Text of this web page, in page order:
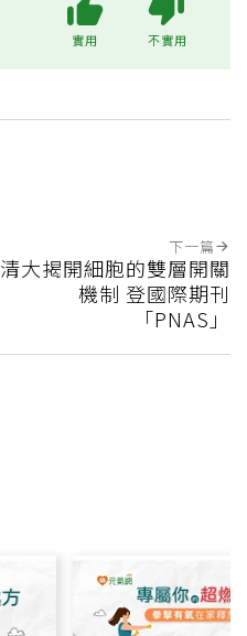
實用 不實用
下一篇
清大揭開細胞的雙層開關
機制 登國際期刊
「PNAS」